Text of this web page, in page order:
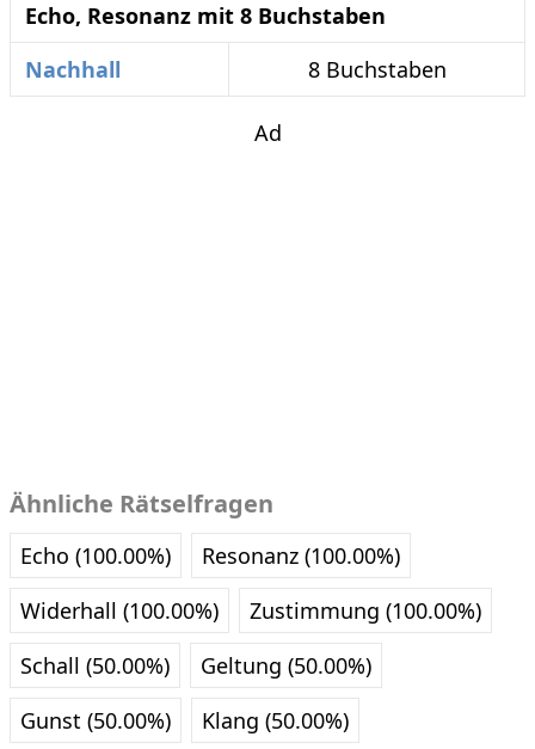
Echo, Resonanz mit 8 Buchstaben
Nachhall
8 Buchstaben
Ad
Ähnliche Rätselfragen
Echo (100.00%)
Resonanz (100.00%)
Widerhall (100.00%)
Zustimmung (100.00%)
Schall (50.00%)
Geltung (50.00%)
Gunst (50.00%)
Klang (50.00%)